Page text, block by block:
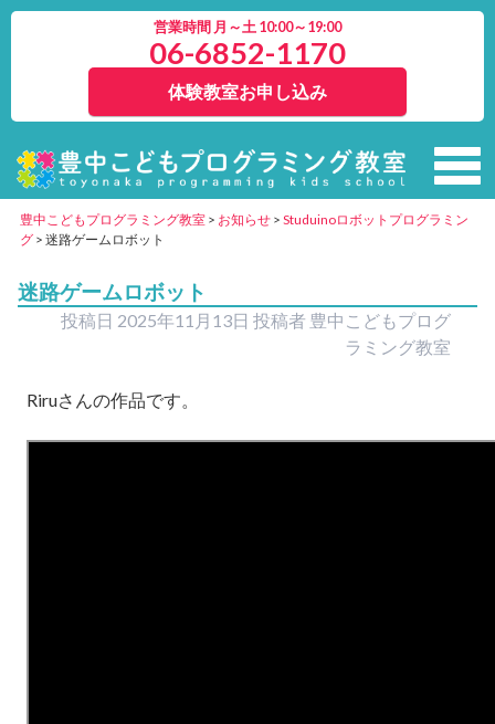
営業時間 月～土 10:00～19:00
06-6852-1170
体験教室お申し込み
豊中こどもプログラミング教室 > お知らせ > Studuinoロボットプログラミン
グ > 迷路ゲームロボット
迷路ゲームロボット
投稿日 2025年11月13日 投稿者 豊中こどもプログ
ラミング教室
Riruさんの作品です。